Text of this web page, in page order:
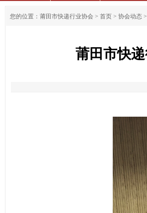
您的位置：莆田市快递行业协会 > 首页 > 协会动态 >
莆田市快